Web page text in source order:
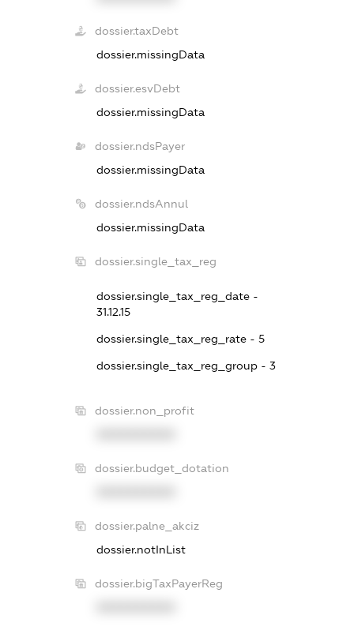
dossier.taxDebt
dossier.missingData
dossier.esvDebt
dossier.missingData
dossier.ndsPayer
dossier.missingData
dossier.ndsAnnul
dossier.missingData
dossier.single_tax_reg
dossier.single_tax_reg_date -
31.12.15
dossier.single_tax_reg_rate - 5
dossier.single_tax_reg_group - 3
dossier.non_profit
dossier.budget_dotation
dossier.palne_akciz
dossier.notInList
dossier.bigTaxPayerReg